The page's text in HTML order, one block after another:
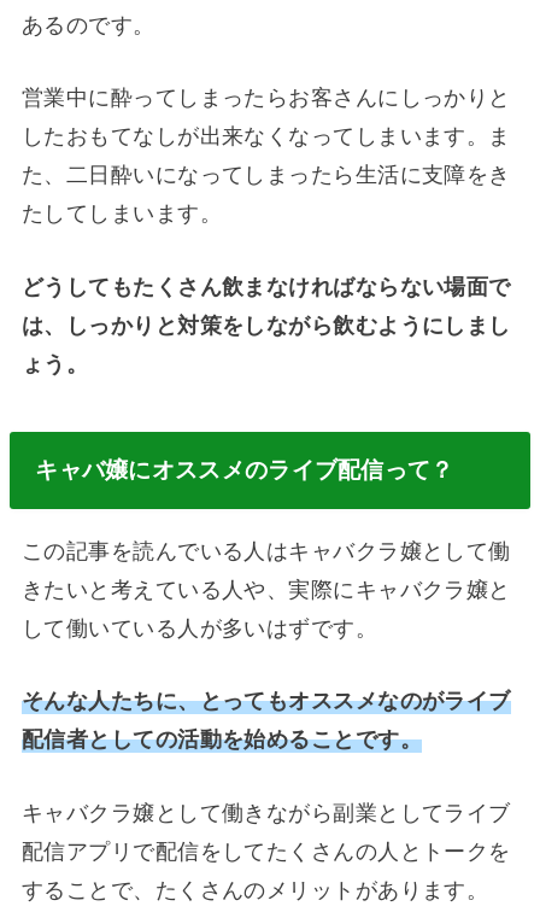
あるのです。
営業中に酔ってしまったらお客さんにしっかりと
したおもてなしが出来なくなってしまいます。ま
た、二日酔いになってしまったら生活に支障をき
たしてしまいます。
どうしてもたくさん飲まなければならない場面で
は、しっかりと対策をしながら飲むようにしまし
ょう。
キャバ嬢にオススメのライブ配信って？
この記事を読んでいる人はキャバクラ嬢として働
きたいと考えている人や、実際にキャバクラ嬢と
して働いている人が多いはずです。
そんな人たちに、とってもオススメなのがライブ
配信者としての活動を始めることです。
キャバクラ嬢として働きながら副業としてライブ
配信アプリで配信をしてたくさんの人とトークを
することで、たくさんのメリットがあります。